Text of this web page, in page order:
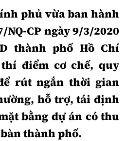
Sách Nhà thầu
phủ vừa ban hành
NQ-CP ngày 9/3/2020
thành phố Hồ Chí
điểm cơ chế, quy
rút ngắn thời gian
hỗ trợ, tái định
bằng dự án có thu
thành phố.